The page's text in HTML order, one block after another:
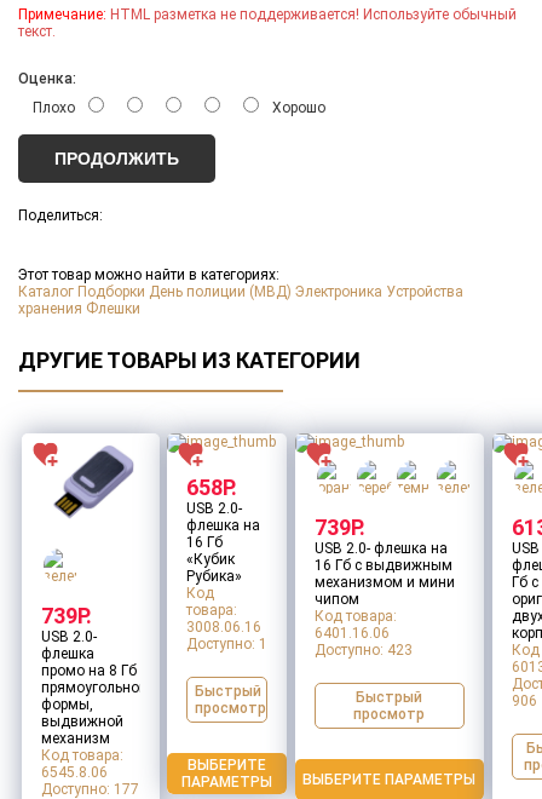
Примечание: HTML разметка не поддерживается! Используйте обычный
текст.
Оценка:
Плохо
Хорошо
ПРОДОЛЖИТЬ
Поделиться:
Этот товар можно найти в категориях:
Каталог Подборки День полиции (МВД) Электроника Устройства
хранения Флешки
ДРУГИЕ ТОВАРЫ ИЗ КАТЕГОРИИ
739Р.
USB 2.0-
флешка
промо на 8 Гб
прямоугольной
формы,
выдвижной
механизм
Код товара:
6545.8.06
Доступно: 177
658Р.
USB 2.0-
флешка на
16 Гб
«Кубик
Рубика»
Код
товара:
3008.06.16
Доступно: 1
Быстрый
просмотр
ВЫБЕРИТЕ
ПАРАМЕТРЫ
739Р.
USB 2.0- флешка на
16 Гб с выдвижным
механизмом и мини
чипом
Код товара:
6401.16.06
Доступно: 423
Быстрый
просмотр
ВЫБЕРИТЕ ПАРАМЕТРЫ
Гб с
Код
906
*
Оставить заявку
Товар: Термос для еды «301» в чехле
Тираж*